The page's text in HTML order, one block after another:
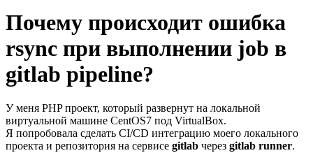
Почему происходит ошибка
rsync при выполнении job в
gitlab pipeline?
У меня PHP проект, который развернут на локальной
виртуальной машине CentOS7 под VirtualBox.
Я попробовала сделать CI/CD интеграцию моего локального
проекта и репозитория на сервисе gitlab через gitlab runner.